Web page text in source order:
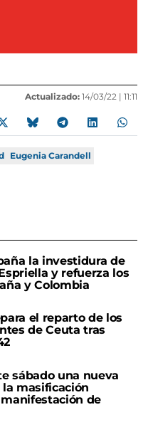
Actualizado: 14/03/22 | 11:11
Eugenia Carandell
la investidura de
y refuerza los
y Colombia
el reparto de los
de Ceuta tras
sábado una nueva
masificación
de